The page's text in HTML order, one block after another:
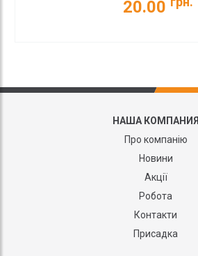
20.00
НАША КОМПАНИЯ
Про компанію
Новини
Акції
Робота
Контакти
Присадка